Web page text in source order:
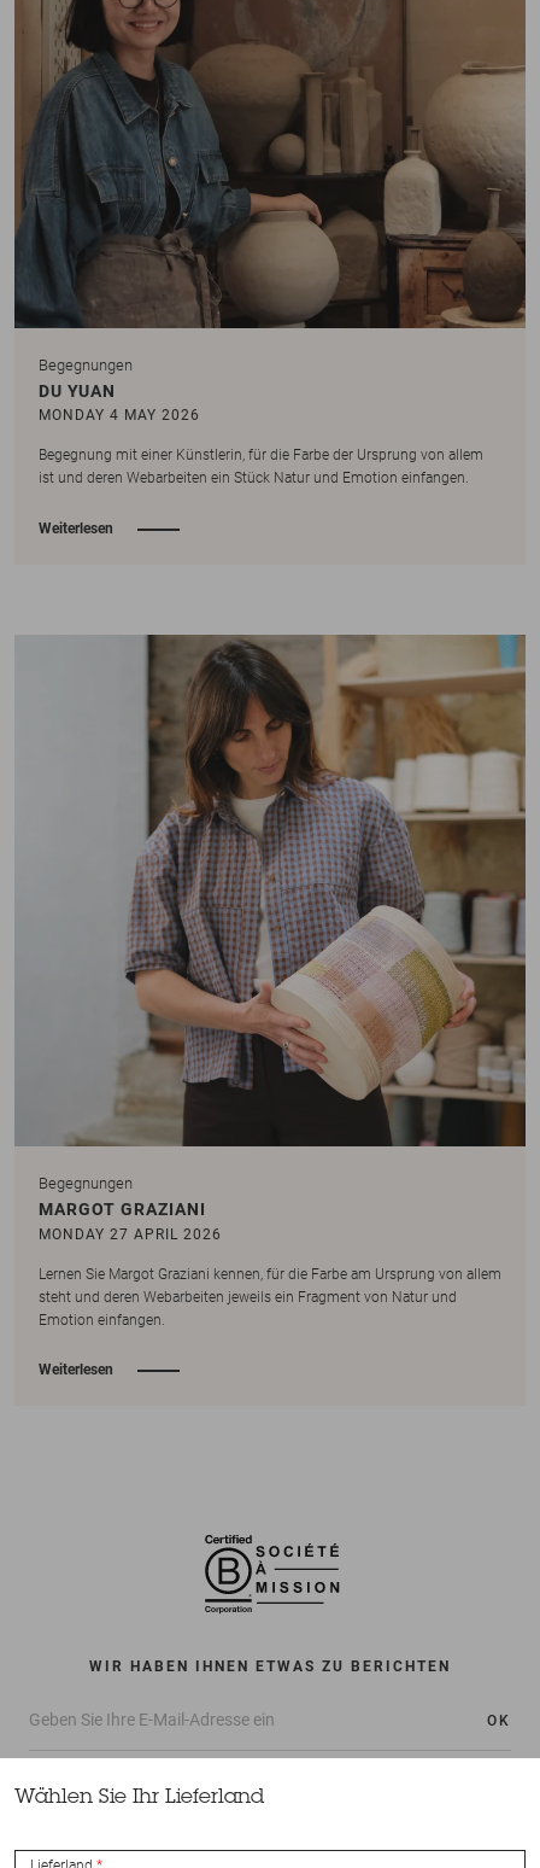
Begegnungen
DU YUAN
MONDAY 4 MAY 2026
Begegnung mit einer Künstlerin, für die Farbe der Ursprung von allem
ist und deren Webarbeiten ein Stück Natur und Emotion einfangen.
Weiterlesen
Begegnungen
MARGOT GRAZIANI
MONDAY 27 APRIL 2026
Lernen Sie Margot Graziani kennen, für die Farbe am Ursprung von allem
steht und deren Webarbeiten jeweils ein Fragment von Natur und
Emotion einfangen.
Weiterlesen
WIR HABEN IHNEN ETWAS ZU BERICHTEN
OK
Wählen Sie Ihr Lieferland